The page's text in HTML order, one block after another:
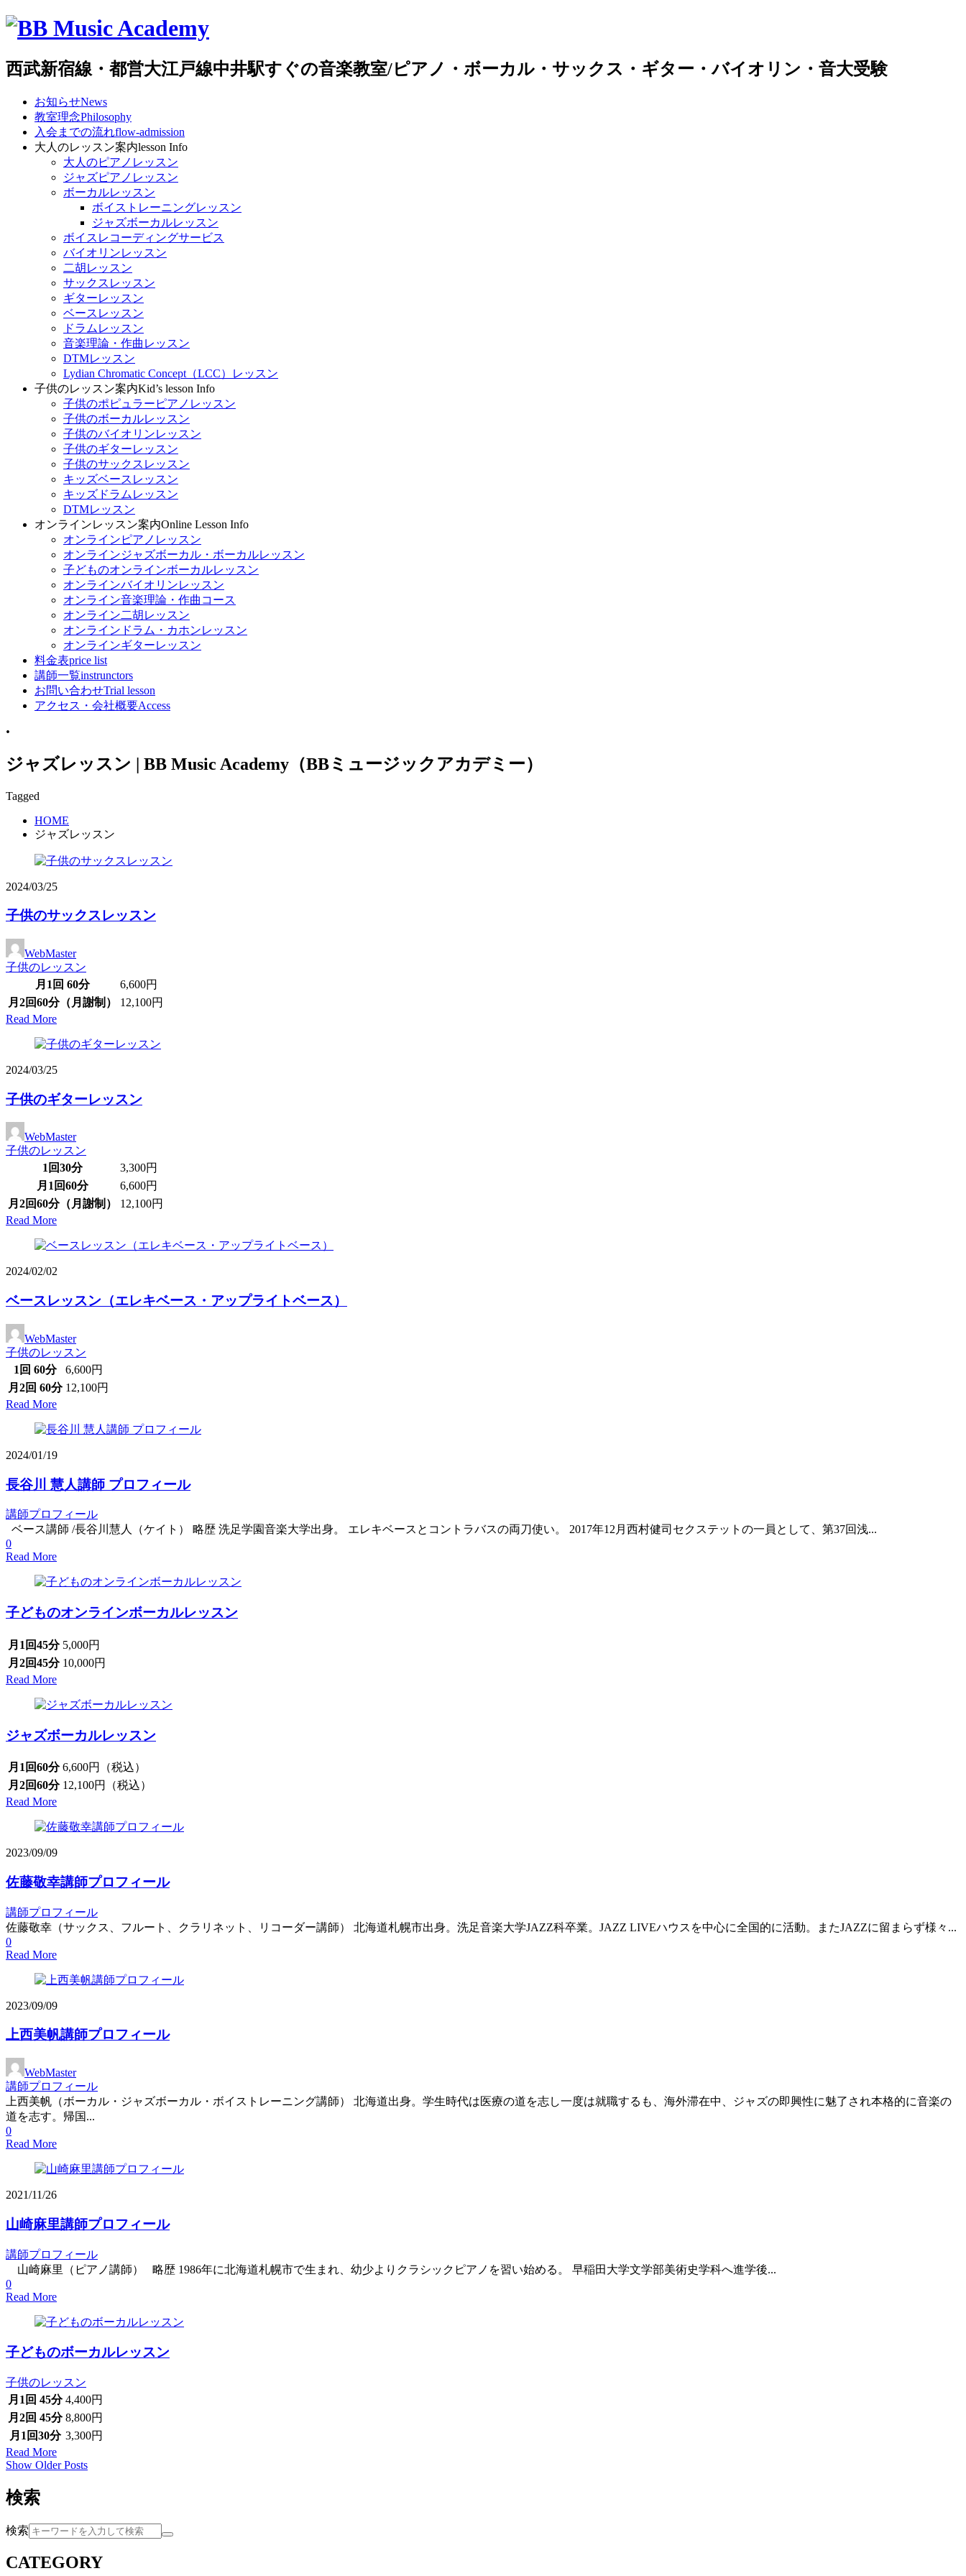
西武新宿線・都営大江戸線中井駅すぐの音楽教室/ピアノ・ボーカル・サックス・ギター・バイオリン・音大受験
お知らせNews
教室理念Philosophy
入会までの流れflow-admission
大人のレッスン案内lesson Info
大人のピアノレッスン
ジャズピアノレッスン
ボーカルレッスン
ボイストレーニングレッスン
ジャズボーカルレッスン
ボイスレコーディングサービス
バイオリンレッスン
二胡レッスン
サックスレッスン
ギターレッスン
ベースレッスン
ドラムレッスン
音楽理論・作曲レッスン
DTMレッスン
Lydian Chromatic Concept（LCC）レッスン
子供のレッスン案内Kid’s lesson Info
子供のポピュラーピアノレッスン
子供のボーカルレッスン
子供のバイオリンレッスン
子供のギターレッスン
子供のサックスレッスン
キッズベースレッスン
キッズドラムレッスン
DTMレッスン
オンラインレッスン案内Online Lesson Info
オンラインピアノレッスン
オンラインジャズボーカル・ボーカルレッスン
子どものオンラインボーカルレッスン
オンラインバイオリンレッスン
オンライン音楽理論・作曲コース
オンライン二胡レッスン
オンラインドラム・カホンレッスン
オンラインギターレッスン
料金表price list
講師一覧instrunctors
お問い合わせTrial lesson
アクセス・会社概要Access
•
ジャズレッスン | BB Music Academy（BBミュージックアカデミー）
Tagged
HOME
ジャズレッスン
2024/03/25
子供のサックスレッスン
WebMaster
子供のレッスン
月1回 60分
6,600円
月2回60分（月謝制）
12,100円
Read More
2024/03/25
子供のギターレッスン
WebMaster
子供のレッスン
1回30分
3,300円
月1回60分
6,600円
月2回60分（月謝制）
12,100円
Read More
2024/02/02
ベースレッスン（エレキベース・アップライトベース）
WebMaster
子供のレッスン
1回 60分
6,600円
月2回 60分 12,100円
Read More
2024/01/19
長谷川 慧人講師 プロフィール
講師プロフィール
ベース講師 /長谷川慧人（ケイト） 略歴 洗足学園音楽大学出身。 エレキベースとコントラバスの両刀使い。 2017年12月西村健司セクステットの一員として、第37回浅...
0
Read More
子どものオンラインボーカルレッスン
月1回45分 5,000円
月2回45分 10,000円
Read More
ジャズボーカルレッスン
月1回60分 6,600円（税込）
月2回60分 12,100円（税込）
Read More
2023/09/09
佐藤敬幸講師プロフィール
講師プロフィール
佐藤敬幸（サックス、フルート、クラリネット、リコーダー講師） 北海道札幌市出身。洗足音楽大学JAZZ科卒業。JAZZ LIVEハウスを中心に全国的に活動。またJAZZに留まらず様々...
0
Read More
2023/09/09
上西美帆講師プロフィール
WebMaster
講師プロフィール
上西美帆（ボーカル・ジャズボーカル・ボイストレーニング講師） 北海道出身。学生時代は医療の道を志し一度は就職するも、海外滞在中、ジャズの即興性に魅了され本格的に音楽の
道を志す。帰国...
0
Read More
2021/11/26
山崎麻里講師プロフィール
講師プロフィール
山崎麻里（ピアノ講師） 略歴 1986年に北海道札幌市で生まれ、幼少よりクラシックピアノを習い始める。 早稲田大学文学部美術史学科へ進学後...
0
Read More
子どものボーカルレッスン
子供のレッスン
月1回 45分 4,400円
月2回 45分 8,800円
月1回30分 3,300円
Read More
Show Older Posts
検索
検索
CATEGORY